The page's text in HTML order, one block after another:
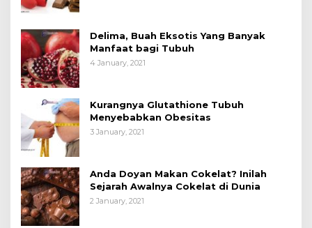
Delima, Buah Eksotis Yang Banyak
Manfaat bagi Tubuh
4 January, 2021
Kurangnya Glutathione Tubuh
Menyebabkan Obesitas
3 January, 2021
Anda Doyan Makan Cokelat? Inilah
Sejarah Awalnya Cokelat di Dunia
2 January, 2021